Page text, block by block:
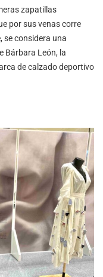
zapatillas
por sus venas corre
se considera una
Bárbara León, la
de calzado deportivo